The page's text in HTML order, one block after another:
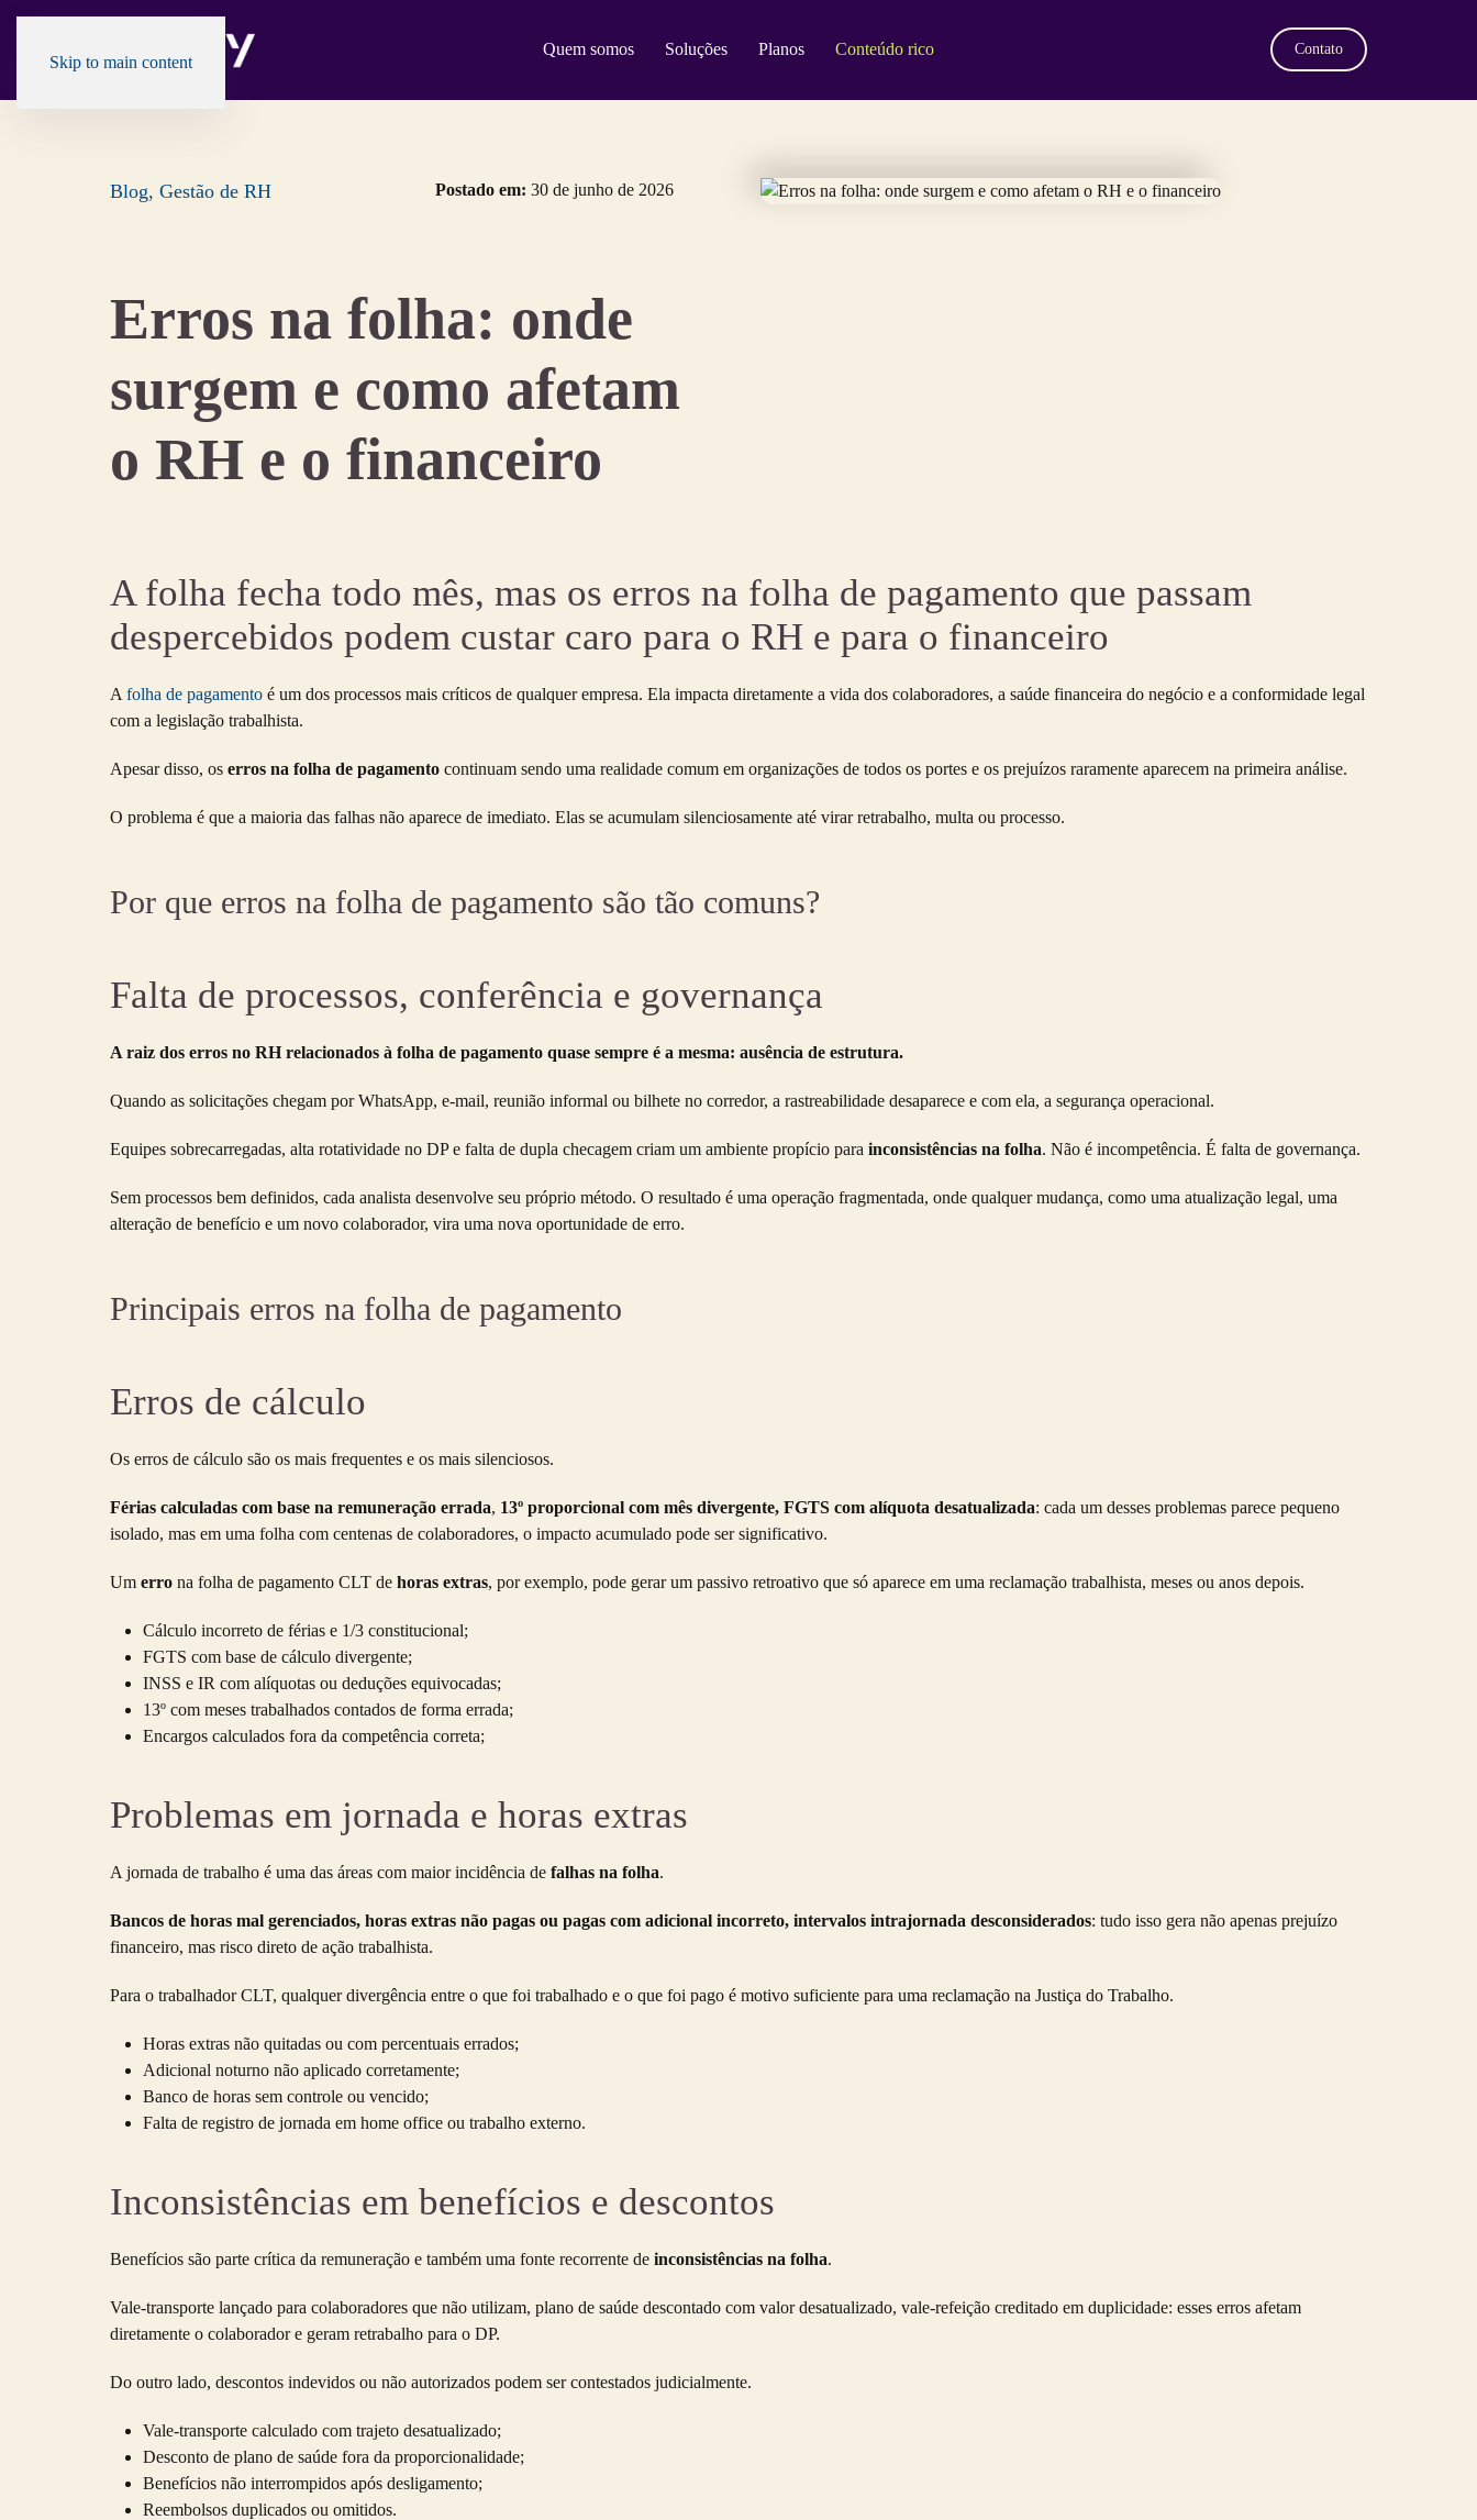
Skip to main content
Quem somos Soluções Planos Conteúdo rico Contato
Blog, Gestão de RH Postado em: 30 de junho de 2026
Erros na folha: onde
surgem e como afetam
o RH e o financeiro
A folha fecha todo mês, mas os erros na folha de pagamento que passam
despercebidos podem custar caro para o RH e para o financeiro
A folha de pagamento é um dos processos mais críticos de qualquer empresa. Ela impacta diretamente a vida dos colaboradores, a saúde financeira do negócio e a conformidade legal
com a legislação trabalhista.
Apesar disso, os erros na folha de pagamento continuam sendo uma realidade comum em organizações de todos os portes e os prejuízos raramente aparecem na primeira análise.
O problema é que a maioria das falhas não aparece de imediato. Elas se acumulam silenciosamente até virar retrabalho, multa ou processo.
Por que erros na folha de pagamento são tão comuns?
Falta de processos, conferência e governança
A raiz dos erros no RH relacionados à folha de pagamento quase sempre é a mesma: ausência de estrutura.
Quando as solicitações chegam por WhatsApp, e-mail, reunião informal ou bilhete no corredor, a rastreabilidade desaparece e com ela, a segurança operacional.
Equipes sobrecarregadas, alta rotatividade no DP e falta de dupla checagem criam um ambiente propício para inconsistências na folha. Não é incompetência. É falta de governança.
Sem processos bem definidos, cada analista desenvolve seu próprio método. O resultado é uma operação fragmentada, onde qualquer mudança, como uma atualização legal, uma
alteração de benefício e um novo colaborador, vira uma nova oportunidade de erro.
Principais erros na folha de pagamento
Erros de cálculo
Os erros de cálculo são os mais frequentes e os mais silenciosos.
Férias calculadas com base na remuneração errada, 13º proporcional com mês divergente, FGTS com alíquota desatualizada: cada um desses problemas parece pequeno
isolado, mas em uma folha com centenas de colaboradores, o impacto acumulado pode ser significativo.
Um erro na folha de pagamento CLT de horas extras, por exemplo, pode gerar um passivo retroativo que só aparece em uma reclamação trabalhista, meses ou anos depois.
Cálculo incorreto de férias e 1/3 constitucional;
FGTS com base de cálculo divergente;
INSS e IR com alíquotas ou deduções equivocadas;
13º com meses trabalhados contados de forma errada;
Encargos calculados fora da competência correta;
Problemas em jornada e horas extras
A jornada de trabalho é uma das áreas com maior incidência de falhas na folha.
Bancos de horas mal gerenciados, horas extras não pagas ou pagas com adicional incorreto, intervalos intrajornada desconsiderados: tudo isso gera não apenas prejuízo
financeiro, mas risco direto de ação trabalhista.
Para o trabalhador CLT, qualquer divergência entre o que foi trabalhado e o que foi pago é motivo suficiente para uma reclamação na Justiça do Trabalho.
Horas extras não quitadas ou com percentuais errados;
Adicional noturno não aplicado corretamente;
Banco de horas sem controle ou vencido;
Falta de registro de jornada em home office ou trabalho externo.
Inconsistências em benefícios e descontos
Benefícios são parte crítica da remuneração e também uma fonte recorrente de inconsistências na folha.
Vale-transporte lançado para colaboradores que não utilizam, plano de saúde descontado com valor desatualizado, vale-refeição creditado em duplicidade: esses erros afetam
diretamente o colaborador e geram retrabalho para o DP.
Do outro lado, descontos indevidos ou não autorizados podem ser contestados judicialmente.
Vale-transporte calculado com trajeto desatualizado;
Desconto de plano de saúde fora da proporcionalidade;
Benefícios não interrompidos após desligamento;
Reembolsos duplicados ou omitidos.